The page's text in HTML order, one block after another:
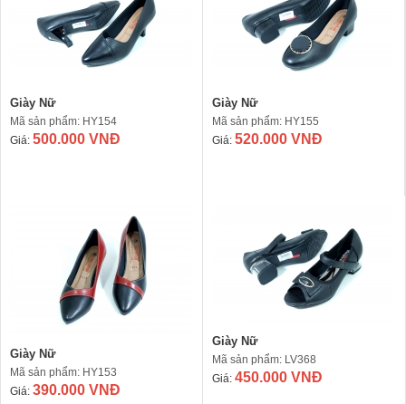
Giày Nữ
Mã sản phẩm: HY154
Giá: 500.000 VNĐ
Giày Nữ
Mã sản phẩm: HY155
Giá: 520.000 VNĐ
Giày Nữ
Mã sản phẩm: HY153
Giá: 390.000 VNĐ
Giày Nữ
Mã sản phẩm: LV368
Giá: 450.000 VNĐ